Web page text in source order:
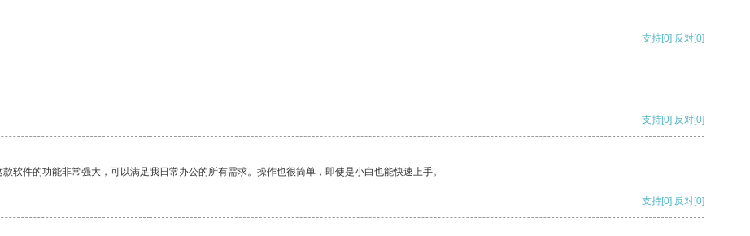
支持[0] 反对[0]
支持[0] 反对[0]
软件的功能非常强大，可以满足我日常办公的所有需求。操作也很简单，即使是小白也能快速上手。
支持[0] 反对[0]